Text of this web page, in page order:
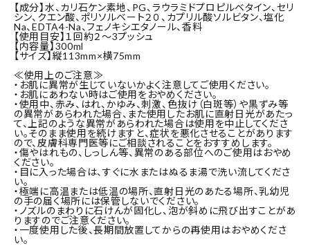
【成分】水、カリ石ケン素地、PG、ラウラミドプロピルベタイン、セリ
シン、クエン酸、ポリソルベート２０、カプリル酸ソルビタン、塩化
Na、EDTA4-Na、フェノキシエタノール、香料
【使用目安】１回約２～3プッシュ
【内容量】300ml
【サイズ】縦113mm×横75mm
≪使用上のご注意≫
・お肌に異常が生じていないかよく注意してご使用ください。
・お肌にあわない時はご使用をおやめください。
・使用中、赤み、はれ、かゆみ、刺激、色抜け（白斑等）や黒ずみ等
の異常があらわれた場合、また使用したお肌に直射日光があたっ
て、上記のような異常があらわれた場合は使用を中止してくださ
い。そのまま使用を続けますと、症状を悪化させることがあります
ので、皮膚科専門医等にご相談されることをおすすめします。
・傷やはれもの、しっしん等、異常のある部位へのご使用はおやめ
ください。
・目に入った場合は、すぐに水またはぬるま湯で洗い流してくださ
い。
・極端に高温または低温の場所、直射日光のあたる場所、乳幼児
の手の届く場所には保管しないでください。
・ノズルのまわりに石けんが固化し、泡が斜めに飛び出すことがあ
りますのでご注意ください。
・一度使用した後、長期間放置してからの再使用はおやめくださ
い。